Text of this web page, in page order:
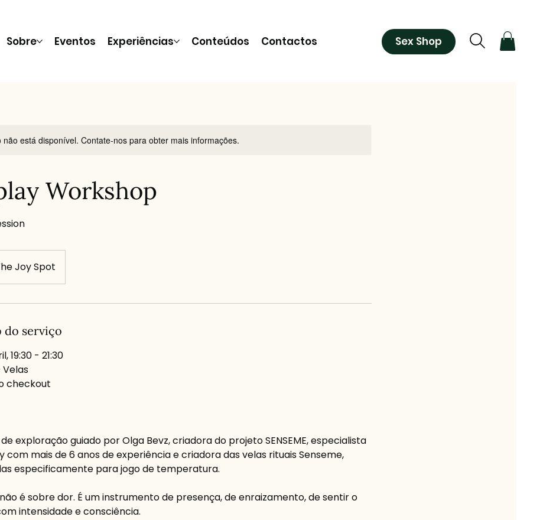
Sobre Eventos Experiências Conteúdos Contactos Sex Shop
não está disponível. Contate-nos para obter mais informações.
Workshop
Joy Spot
do serviço
19:30 - 21:30
Velas
checkout
exploração guiado por Olga Bevz, criadora do projeto SENSEME, especialista
com mais de 6 anos de experiência e criadora das velas rituais Senseme,
especificamente para jogo de temperatura.
é sobre dor. É um instrumento de presença, de enraizamento, de sentir o
intensidade e consciência.